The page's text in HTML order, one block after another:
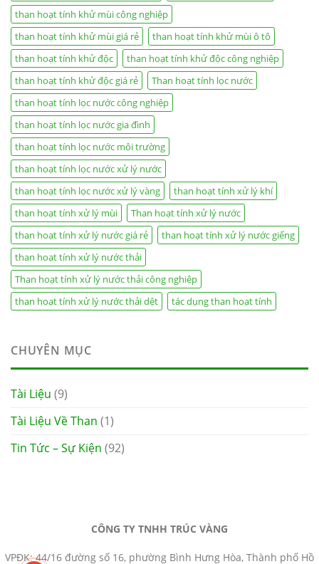
than hoạt tính khử mùi công nghiệp
than hoạt tính khử mùi giá rẻ
than hoạt tính khử mùi ô tô
than hoạt tính khử độc
than hoạt tính khử độc công nghiệp
than hoạt tính khử độc giá rẻ
Than hoạt tính lọc nước
than hoạt tính lọc nước công nghiệp
than hoạt tính lọc nước gia đình
than hoạt tính lọc nước môi trường
than hoạt tính lọc nước xử lý nước
than hoạt tính lọc nước xử lý vàng
than hoạt tính xử lý khí
than hoạt tính xử lý mùi
Than hoạt tính xử lý nước
than hoạt tính xử lý nước giá rẻ
than hoạt tính xử lý nước giếng
than hoạt tính xử lý nước thải
Than hoạt tính xử lý nước thải công nghiệp
than hoạt tính xử lý nước thải dệt
tác dụng than hoạt tính
CHUYÊN MỤC
Tài Liệu (9)
Tài Liệu Về Than (1)
Tin Tức – Sự Kiện (92)
CÔNG TY TNHH TRÚC VÀNG
VPĐK: 44/16 đường số 16, phường Bình Hưng Hòa, Thành phố Hồ